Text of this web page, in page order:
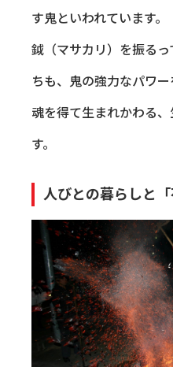
す鬼といわれています。
鉞（マサカリ）を振る
ちも、鬼の強力なパワ
魂を得て生まれかわる
す。
人びとの暮らしと「